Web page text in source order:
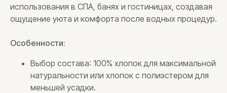
использования в СПА, банях и гостиницах, создавая
ощущение уюта и комфорта после водных процедур.
Особенности:
Выбор состава: 100% хлопок для максимальной
натуральности или хлопок с полиэстером для
меньшей усадки.